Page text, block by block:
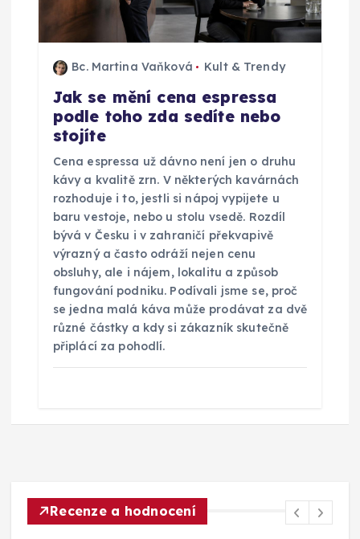
Bc. Martina Vaňková Kult & Trendy
Jak se mění cena espressa
podle toho zda sedíte nebo
stojíte
Cena espressa už dávno není jen o druhu
kávy a kvalitě zrn. V některých kavárnách
rozhoduje i to, jestli si nápoj vypijete u
baru vestoje, nebo u stolu vsedě. Rozdíl
bývá v Česku i v zahraničí překvapivě
výrazný a často odráží nejen cenu
obsluhy, ale i nájem, lokalitu a způsob
fungování podniku. Podívali jsme se, proč
se jedna malá káva může prodávat za dvě
různé částky a kdy si zákazník skutečně
připlácí za pohodlí.
Recenze a hodnocení